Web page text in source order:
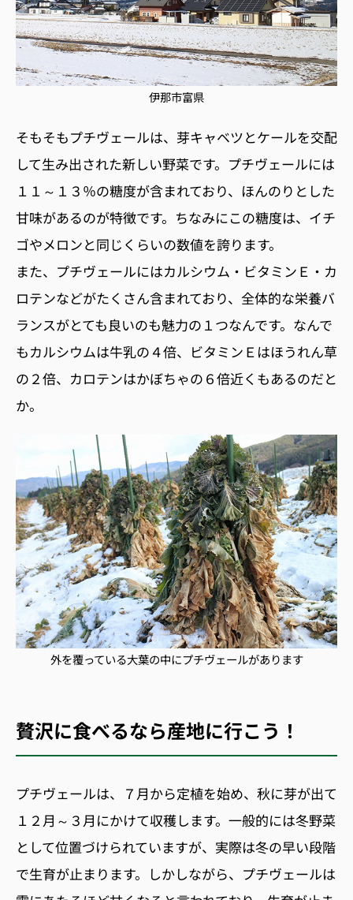
伊那市富県
そもそもプチヴェールは、芽キャベツとケールを交配
して生み出された新しい野菜です。プチヴェールには
１１～１３％の糖度が含まれており、ほんのりとした
甘味があるのが特徴です。ちなみにこの糖度は、イチ
ゴやメロンと同じくらいの数値を誇ります。
また、プチヴェールにはカルシウム・ビタミンＥ・カ
ロテンなどがたくさん含まれており、全体的な栄養バ
ランスがとても良いのも魅力の１つなんです。なんで
もカルシウムは牛乳の４倍、ビタミンＥはほうれん草
の２倍、カロテンはかぼちゃの６倍近くもあるのだと
か。
外を覆っている大葉の中にプチヴェールがあります
贅沢に食べるなら産地に行こう！
プチヴェールは、７月から定植を始め、秋に芽が出て
１２月～３月にかけて収穫します。一般的には冬野菜
として位置づけられていますが、実際は冬の早い段階
で生育が止まります。しかしながら、プチヴェールは